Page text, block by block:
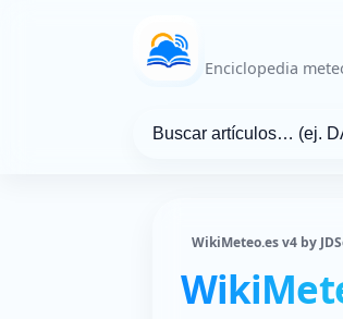
Enciclopedia
WikiMeteo.es v4 by